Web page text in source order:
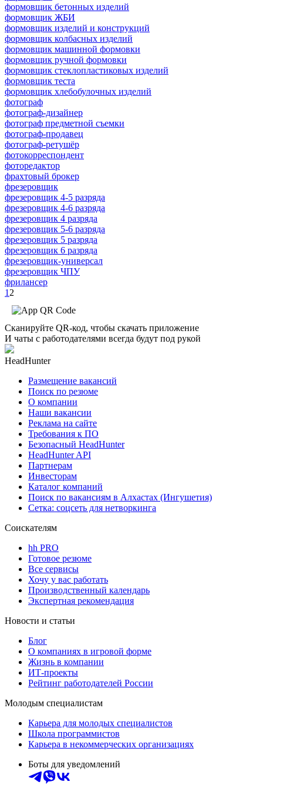
формовщик бетонных изделий
формовщик ЖБИ
формовщик изделий и конструкций
формовщик колбасных изделий
формовщик машинной формовки
формовщик ручной формовки
формовщик стеклопластиковых изделий
формовщик теста
формовщик хлебобулочных изделий
фотограф
фотограф-дизайнер
фотограф предметной съемки
фотограф-продавец
фотограф-ретушёр
фотокорреспондент
фоторедактор
фрахтовый брокер
фрезеровщик
фрезеровщик 4-5 разряда
фрезеровщик 4-6 разряда
фрезеровщик 4 разряда
фрезеровщик 5-6 разряда
фрезеровщик 5 разряда
фрезеровщик 6 разряда
фрезеровщик-универсал
фрезеровщик ЧПУ
фрилансер
1 2
Сканируйте QR-код, чтобы скачать приложение
И чаты с работодателями всегда будут под рукой
HeadHunter
Размещение вакансий
Поиск по резюме
О компании
Наши вакансии
Реклама на сайте
Требования к ПО
Безопасный HeadHunter
HeadHunter API
Партнерам
Инвесторам
Каталог компаний
Поиск по вакансиям в Алхастах (Ингушетия)
Сетка: соцсеть для нетворкинга
Соискателям
hh PRO
Готовое резюме
Все сервисы
Хочу у вас работать
Производственный календарь
Экспертная рекомендация
Новости и статьи
Блог
О компаниях в игровой форме
Жизнь в компании
ИТ-проекты
Рейтинг работодателей России
Молодым специалистам
Карьера для молодых специалистов
Школа программистов
Карьера в некоммерческих организациях
Боты для уведомлений